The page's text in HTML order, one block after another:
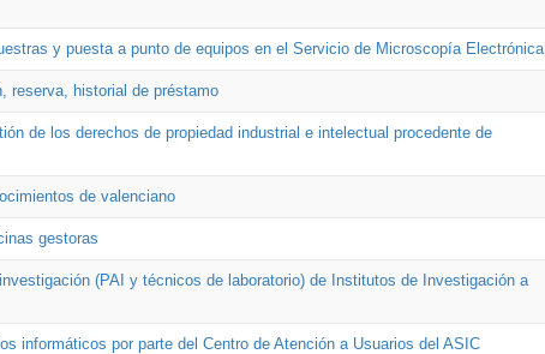
y puesta a punto de equipos en el Servicio de Microscopía Electrónica
reserva, historial de préstamo
de los derechos de propiedad industrial e intelectual procedente de
de valenciano
gestoras
(PAI y técnicos de laboratorio) de Institutos de Investigación a
informáticos por parte del Centro de Atención a Usuarios del ASIC